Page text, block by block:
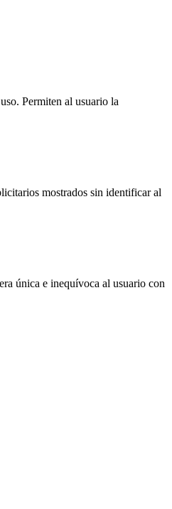
Permiten al usuario la
mostrados sin identificar al
única e inequívoca al usuario con